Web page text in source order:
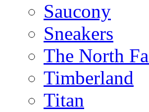
Saucony
Sneakers
The North
Timberland
Titan